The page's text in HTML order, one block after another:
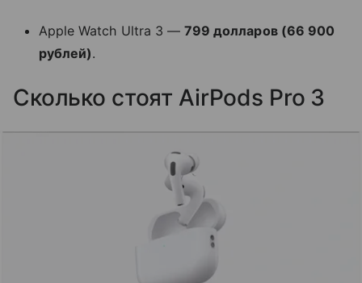
Apple Watch Ultra 3 —799 долларов (66 900
рублей).
Сколько стоят AirPods Pro 3